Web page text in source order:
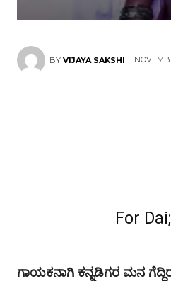
BY VIJAYA SAKSHI
For
ಗಾಯಕನಾಗಿ ಕನ್ನಡಿಗರ ಮನ